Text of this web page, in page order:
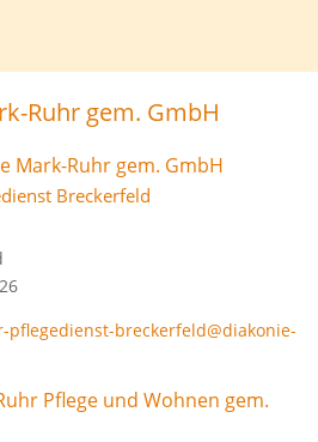
Ruhr gem. GmbH
Mark-Ruhr gem. GmbH
Breckerfeld
pflegedienst-breckerfeld@diakonie-
Pflege und Wohnen gem.